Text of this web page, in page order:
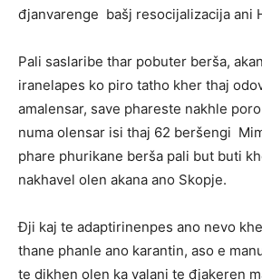
đjanvarenge bašj resocijalizacija ani
Pali saslaribe thar pobuter berša,
iranelapes ko piro tatho kher thaj
amalensar, save phareste nakhle
numa olensar isi thaj 62 beršengi
phare phurikane berša pali but buti
nakhavel olen akana ano Skopje.
Đji kaj te adaptirinenpes ano nevo
thane phanle ano karantin, aso e
te dikhen olen ka valani te đjakeren